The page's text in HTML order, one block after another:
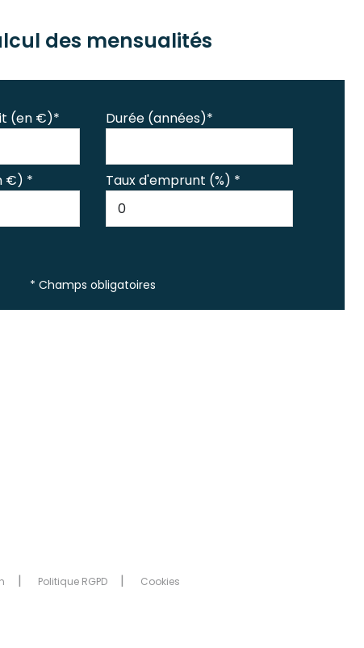
des mensualités
(en €)* Durée (années)*
€) * Taux d'emprunt (%) *
* Champs obligatoires
Politique RGPD Cookies